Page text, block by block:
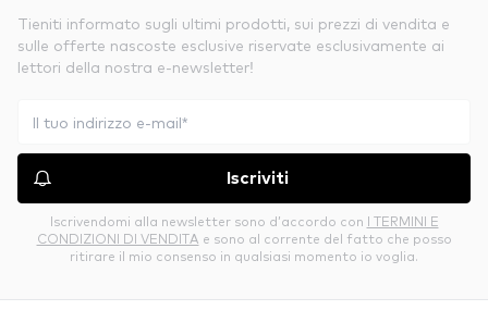
Tieniti informato sugli ultimi prodotti, sui prezzi di vendita e
sulle offerte nascoste esclusive riservate esclusivamente ai
lettori della nostra e-newsletter!
Iscriviti
Iscrivendomi alla newsletter sono d’accordo con I TERMINI E
CONDIZIONI DI VENDITA e sono al corrente del fatto che posso
ritirare il mio consenso in qualsiasi momento io voglia.